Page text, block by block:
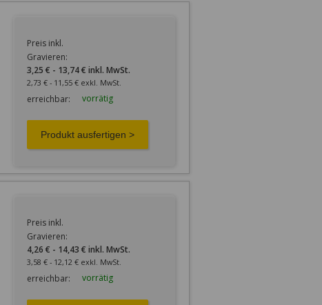
Preis inkl.
Gravieren:
3,25 € - 13,74 € inkl. MwSt.
2,73 € - 11,55 € exkl. MwSt.
erreichbar: vorrätig
Preis inkl.
Gravieren:
4,26 € - 14,43 € inkl. MwSt.
3,58 € - 12,12 € exkl. MwSt.
erreichbar: vorrätig